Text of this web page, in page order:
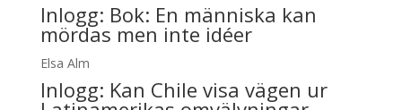
Inlogg: Bok: En människa kan
mördas men inte idéer
Elsa Alm
Inlogg: Kan Chile visa vägen ur